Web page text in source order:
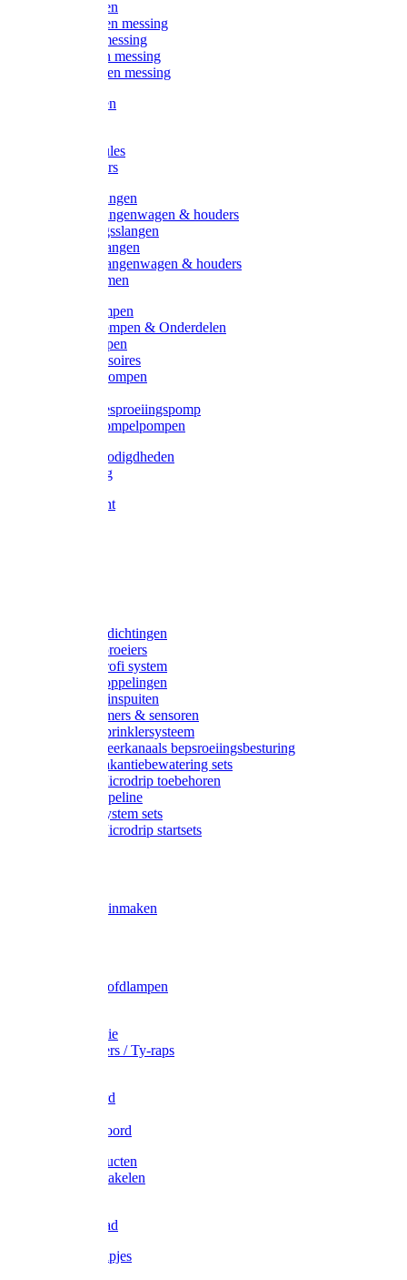
Kogelkranen
Koppelingen messing
Sproeiers messing
Tuinspuiten messing
Slangstukken messing
Handspuiten
Kunststoftules
Regenmeters
Overige slangen
Overige slangenwagen & houders
Beregeningsslangen
Gardena slangen
Gardena slangenwagen & houders
Slangklemmen
Leader pompen
Zwengelpompen & Onderdelen
Ebara pompen
Pompaccessoires
Excellent pompen
Gardena besproeiingspomp
Gardena dompelpompen
Tyleen benodigdheden
Tyleenslang
Lange bocht
Gardena afdichtingen
Gardena sproeiers
Gardena Profi system
Gardena koppelingen
Gardena tuinspuiten
Gardena timers & sensoren
Gardena Sprinklersysteem
Gardena meerkanaals bepsroeiingsbesturing
Gardena vakantiebewatering sets
Gardena Microdrip toebehoren
Gardena Pipeline
Gardena System sets
Gardena Microdrip startsets
Wecken & inmaken
Zak- & Hoofdlampen
Tape en folie
Kabelbinders / Ty-raps
Metselkoord
Elastisch koord
Afdekproducten
Heffen en takelen
Waslijndraad
Simplexknipjes